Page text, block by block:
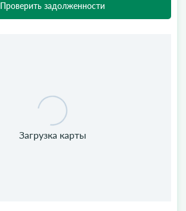
Проверить задолженности